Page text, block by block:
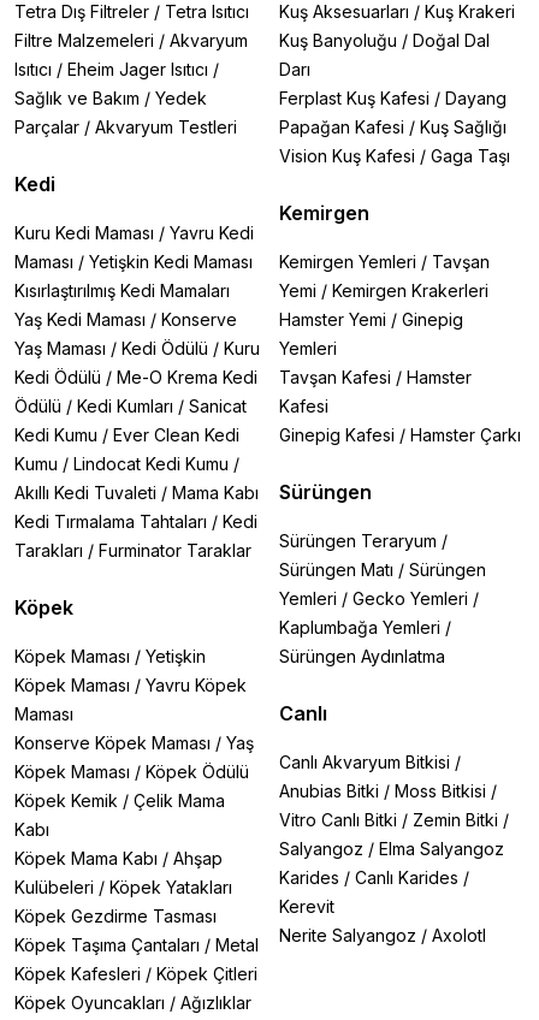
Tetra Dış Filtreler / Tetra Isıtıcı
Filtre Malzemeleri / Akvaryum
Isıtıcı / Eheim Jager Isıtıcı /
Sağlık ve Bakım / Yedek
Parçalar / Akvaryum Testleri
Kedi
Kuru Kedi Maması / Yavru Kedi
Maması / Yetişkin Kedi Maması
Kısırlaştırılmış Kedi Mamaları
Yaş Kedi Maması / Konserve
Yaş Maması / Kedi Ödülü / Kuru
Kedi Ödülü / Me-O Krema Kedi
Ödülü / Kedi Kumları / Sanicat
Kedi Kumu / Ever Clean Kedi
Kumu / Lindocat Kedi Kumu /
Akıllı Kedi Tuvaleti / Mama Kabı
Kedi Tırmalama Tahtaları / Kedi
Tarakları / Furminator Taraklar
Köpek
Köpek Maması / Yetişkin
Köpek Maması / Yavru Köpek
Maması
Konserve Köpek Maması / Yaş
Köpek Maması / Köpek Ödülü
Köpek Kemik / Çelik Mama
Kabı
Köpek Mama Kabı / Ahşap
Kulübeleri / Köpek Yatakları
Köpek Gezdirme Tasması
Köpek Taşıma Çantaları / Metal
Köpek Kafesleri / Köpek Çitleri
Köpek Oyuncakları / Ağızlıklar
Kuş Aksesuarları / Kuş Krakeri
Kuş Banyoluğu / Doğal Dal
Darı
Ferplast Kuş Kafesi / Dayang
Papağan Kafesi / Kuş Sağlığı
Vision Kuş Kafesi / Gaga Taşı
Kemirgen
Kemirgen Yemleri / Tavşan
Yemi / Kemirgen Krakerleri
Hamster Yemi / Ginepig
Yemleri
Tavşan Kafesi / Hamster
Kafesi
Ginepig Kafesi / Hamster Çarkı
Sürüngen
Sürüngen Teraryum /
Sürüngen Matı / Sürüngen
Yemleri / Gecko Yemleri /
Kaplumbağa Yemleri /
Sürüngen Aydınlatma
Canlı
Canlı Akvaryum Bitkisi /
Anubias Bitki / Moss Bitkisi /
Vitro Canlı Bitki / Zemin Bitki /
Salyangoz / Elma Salyangoz
Karides / Canlı Karides /
Kerevit
Nerite Salyangoz / Axolotl